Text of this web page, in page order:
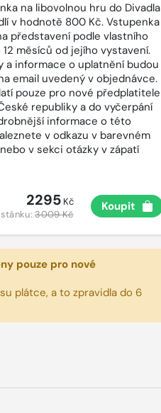
na libovolnou hru do Divadla
v hodnotě 800 Kč. Vstupenka
představení podle vlastního
měsíců od jejího vystavení.
a informace o uplatnění budou
email uvedený v objednávce.
pouze pro nové předplatitele
republiky a do vyčerpání
informace o této
v odkazu v barevném
v sekci otázky v zápatí
2295Kč
stánku:3009 Kč
Koupit
pouze pro nové
plátce, a to zpravidla do 6